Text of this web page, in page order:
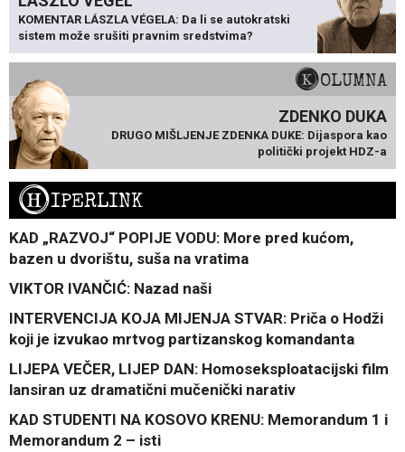
KOMENTAR LÁSZLA VÉGELA: Da li se autokratski
sistem može srušiti pravnim sredstvima?
KOLUMNA
ZDENKO DUKA
DRUGO MIŠLJENJE ZDENKA DUKE: Dijaspora kao
politički projekt HDZ-a
HIPERLINK
KAD „RAZVOJ“ POPIJE VODU: More pred kućom,
bazen u dvorištu, suša na vratima
VIKTOR IVANČIĆ: Nazad naši
INTERVENCIJA KOJA MIJENJA STVAR: Priča o Hodži
koji je izvukao mrtvog partizanskog komandanta
LIJEPA VEČER, LIJEP DAN: Homoseksploatacijski film
lansiran uz dramatični mučenički narativ
KAD STUDENTI NA KOSOVO KRENU: Memorandum 1 i
Memorandum 2 – isti